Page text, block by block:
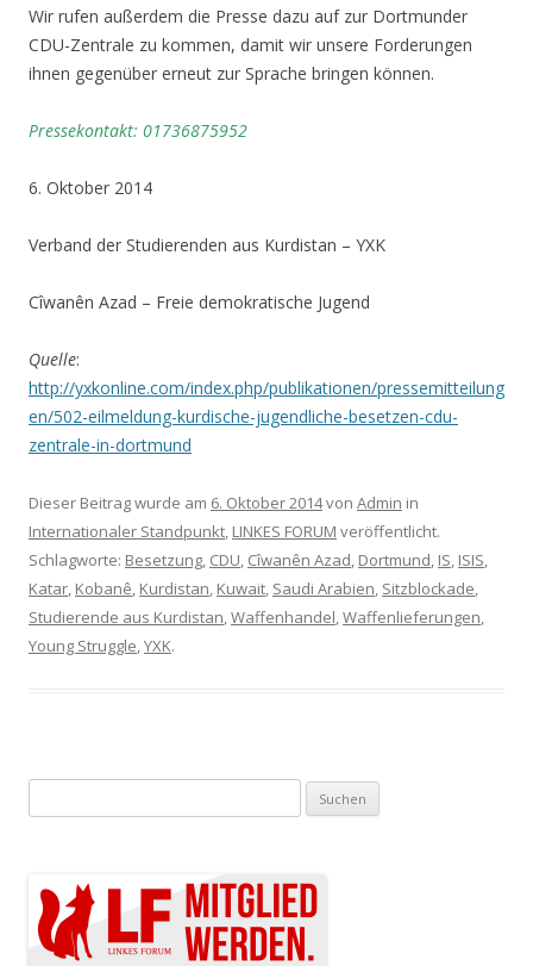
Wir rufen außerdem die Presse dazu auf zur Dortmunder
CDU-Zentrale zu kommen, damit wir unsere Forderungen
ihnen gegenüber erneut zur Sprache bringen können.
Pressekontakt: 01736875952
6. Oktober 2014
Verband der Studierenden aus Kurdistan – YXK
Cîwanên Azad – Freie demokratische Jugend
Quelle:
http://yxkonline.com/index.php/publikationen/pressemitteilung
en/502-eilmeldung-kurdische-jugendliche-besetzen-cdu-
zentrale-in-dortmund
Dieser Beitrag wurde am 6. Oktober 2014von Admin in
Internationaler Standpunkt, LINKES FORUM veröffentlicht.
Schlagworte: Besetzung, CDU, Cîwanên Azad, Dortmund, IS, ISIS,
Katar, Kobanê, Kurdistan, Kuwait, Saudi Arabien, Sitzblockade,
Studierende aus Kurdistan,Waffenhandel,Waffenlieferungen,
Young Struggle,YXK.